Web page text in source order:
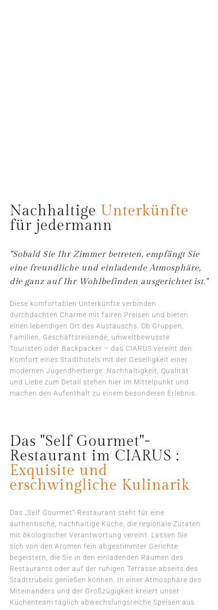
Nachhaltige Unterkünfte
für jedermann
"Sobald Sie Ihr Zimmer betreten, empfängt Sie
eine freundliche und einladende Atmosphäre,
die ganz auf Ihr Wohlbefinden ausgerichtet ist."
Diese komfortablen Unterkünfte verbinden
durchdachten Charme mit fairen Preisen und bieten
einen lebendigen Ort des Austauschs. Ob Gruppen,
Familien, Geschäftsreisende, umweltbewusste
Touristen oder Backpacker – das CIARUS vereint den
Komfort eines Stadthotels mit der Geselligkeit einer
modernen Jugendherberge. Nachhaltigkeit, Qualität
und Liebe zum Detail stehen hier im Mittelpunkt und
machen den Aufenthalt zu einem besonderen Erlebnis.
Das "Self Gourmet"-
Restaurant im CIARUS :
Exquisite und
erschwingliche Kulinarik
Das „Self Gourmet“-Restaurant steht für eine
authentische, nachhaltige Küche, die regionale Zutaten
mit ökologischer Verantwortung vereint. Lassen Sie
sich von den Aromen fein abgestimmter Gerichte
begeistern, die Sie in den einladenden Räumen des
Restaurants oder auf der ruhigen Terrasse abseits des
Stadttrubels genießen können. In einer Atmosphäre des
Miteinanders und der Großzügigkeit kreiert unser
Küchenteam täglich abwechslungsreiche Speisen aus